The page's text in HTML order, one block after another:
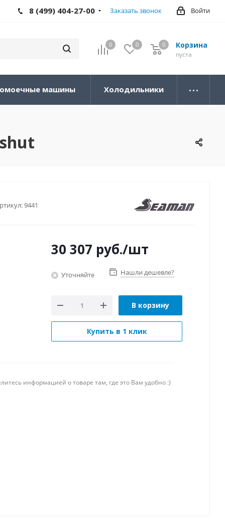
Войти
8 (499) 404-27-00 Заказать звонок
0 0 Корзина
0
пуста
0
машины Холодильники
9441
30 307 руб./шт
Уточняйте Нашли дешевле?
В корзину
Купить в 1 клик
информацией о товаре там, где это Вам удобно :)